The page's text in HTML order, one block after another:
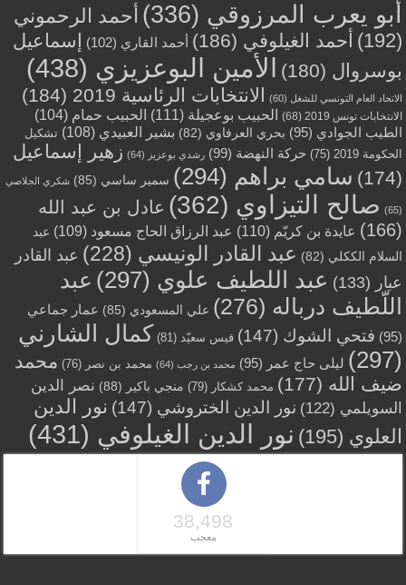
أبو يعرب المرزوقي (336)
أحمد الرحموني
(192)
أحمد الغيلوفي (186) أحمد القاري (102)
إسماعيل
بوسروال (180) الأمين البوعزيزي (438)
الاتحاد العام التونسي للشغل (60) الانتخابات الرئاسية 2019 (184)
الانتخابات تونس 2019 (68) الحبيب بوعجيلة (111) الحبيب حمام (104)
الطيب الجوادي (95) بحري العرفاوي (82) بشير العبيدي (108)
تشكيل
الحكومة 2019
(75) حركة النهضة (99) رشدي بوعزيز (64)
زهير إسماعيل
(174)
سامي براهم (294) سمير ساسي (85) شكري الجلاصي
(65) صالح التيزاوي (362)
عادل بن عبد الله
(166)
عايدة بن كريّم (110) عبد الرزاق الحاج مسعود (109)
عبد
السلام الككلي (82) عبد القادر الونيسي (228)
عبد القادر
عبار (133) عبد اللطيف علوي (297)
عبد
اللّطيف درباله (276) علي المسعودي (85)
عمار جماعي
(95)
فتحي الشوك (147) قيس سعيّد (81)
كمال الشارني
(297)
ليلى حاج عمر (95) محمد بن رجب (64) محمد بن نصر (76)
محمد
ضيف الله (177) محمد كشكار (79) منجي باكير (88)
نصر الدين
السويلمي (122) نور الدين الختروشي (147)
نور الدين
العلوي (195) نور الدين الغيلوفي (431)
38,498
معجب